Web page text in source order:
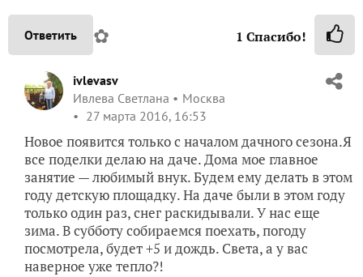
Ответить ✿ 1 Спасибо!
ivlevasv
Ивлева Светлана
Москва
27 марта 2016, 16:53
Новое появится только с началом дачного сезона.Я
все поделки делаю на даче. Дома мое главное
занятие — любимый внук. Будем ему делать в этом
году детскую площадку. На даче были в этом году
только один раз, снег раскидывали. У нас еще
зима. В субботу собираемся поехать, погоду
посмотрела, будет +5 и дождь. Света, а у вас
наверное уже тепло?!